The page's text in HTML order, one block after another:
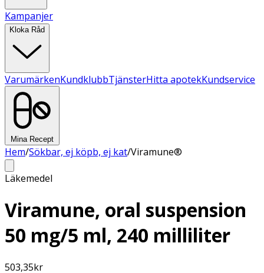
Kampanjer
Kloka Råd
VarumärkenKundklubbTjänsterHitta apotekKundservice
Mina Recept
Hem/Sökbar, ej köpb, ej kat/Viramune®
Läkemedel
Viramune, oral suspension
50 mg/5 ml, 240 milliliter
503,35kr